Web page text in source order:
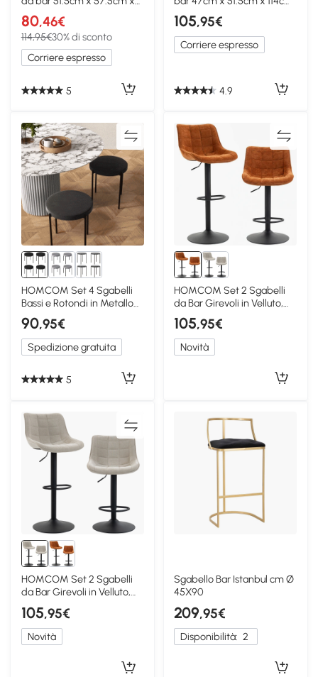
114.5cm Verde
80,46€
114,95€30% di sconto
Corriere espresso
5
Grigio
105,95€
Corriere espresso
4.9
HOMCOM Set 4 Sgabelli
Bassi e Rotondi in Metallo
Poliestere Nero
90,95€
Spedizione gratuita
5
HOMCOM Set 2 Sgabelli
da Bar Girevoli in Velluto,
Arancione
105,95€
Novità
HOMCOM Set 2 Sgabelli
da Bar Girevoli in Velluto,
Crema
105,95€
Novità
Sgabello Bar Istanbul cm Ø
45X90
209,95€
Disponibilità: 2